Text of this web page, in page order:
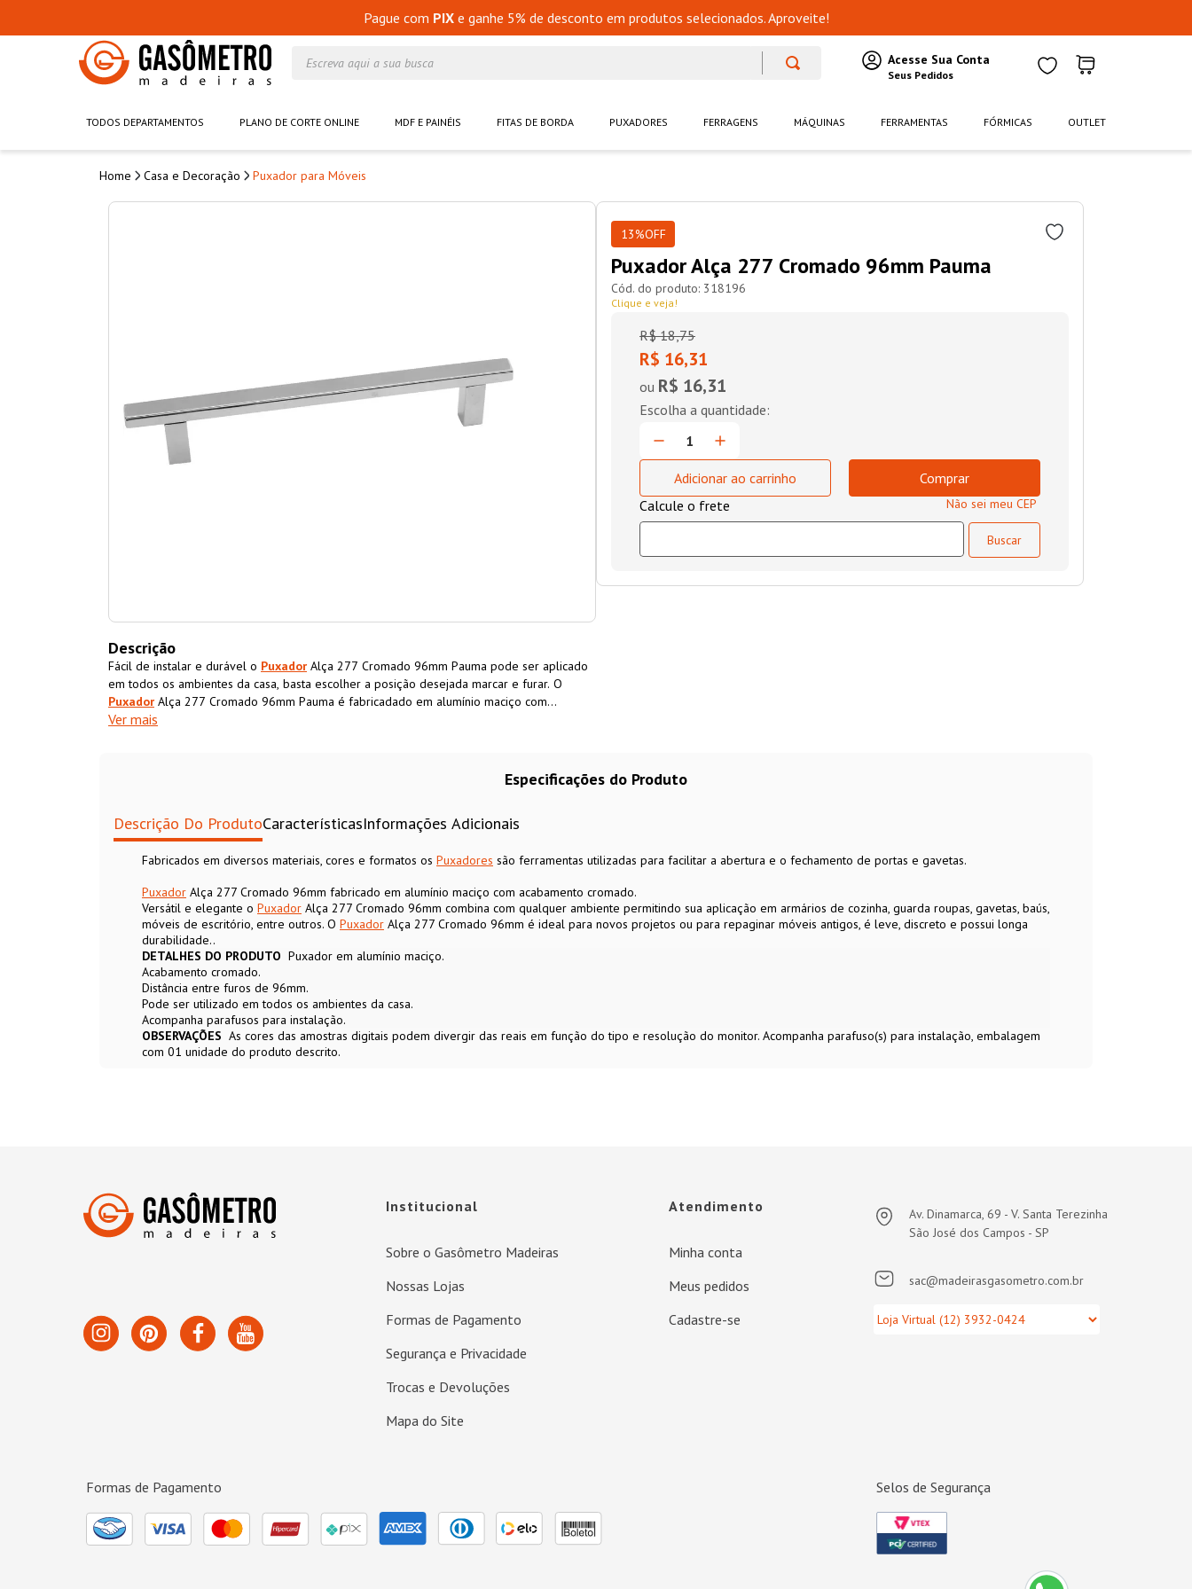
Pague com PIXe ganhe 5% de desconto em produtos selecionados. Aproveite!
TODOS DEPARTAMENTOS PLANO DE CORTE ONLINE MDF E PAINÉIS FITAS DE BORDA PUXADORES FERRAGENS MÁQUINAS FERRAMENTAS FÓRMICAS OUTLET
Casa e Decoração Puxador para Móveis
Descrição
Fácil de instalar e durável o Puxador Alça 277 Cromado 96mm Pauma pode ser aplicado
em todos os ambientes da casa, basta escolher a posição desejada marcar e furar. O
Puxador Alça 277 Cromado 96mm Pauma é fabricadado em alumínio maciço com
acabamento cromado, é level e pode ser aplicado em portas de armários, baús,
Ver mais
13%OFF
Puxador Alça 277 Cromado 96mm Pauma
318196
Clique e veja!
R$ 18,75
R$ 16,31
ou R$ 16,31
Adicionar ao carrinho Comprar
Não sei meu CEP
Especificações do Produto
Descrição Do ProdutoCaracterísticasInformações Adicionais
Fabricados em diversos materiais, cores e formatos os Puxadores são ferramentas utilizadas para facilitar a abertura e o fechamento de portas e gavetas.
Puxador Alça 277 Cromado 96mm fabricado em alumínio maciço com acabamento cromado.
Versátil e elegante o Puxador Alça 277 Cromado 96mm combina com qualquer ambiente permitindo sua aplicação em armários de cozinha, guarda roupas, gavetas, baús,
móveis de escritório, entre outros. O Puxador Alça 277 Cromado 96mm é ideal para novos projetos ou para repaginar móveis antigos, é leve, discreto e possui longa
durabilidade..
DETALHES DO PRODUTO Puxador em alumínio maciço.
Acabamento cromado.
Distância entre furos de 96mm.
Pode ser utilizado em todos os ambientes da casa.
Acompanha parafusos para instalação.
OBSERVAÇÕES As cores das amostras digitais podem divergir das reais em função do tipo e resolução do monitor. Acompanha parafuso(s) para instalação, embalagem
com 01 unidade do produto descrito.
Institucional
Sobre o Gasômetro Madeiras
Nossas Lojas
Formas de Pagamento
Segurança e Privacidade
Trocas e Devoluções
Mapa do Site
Atendimento
Minha conta
Meus pedidos
Cadastre-se
Av. Dinamarca, 69 - V. Santa Terezinha
São José dos Campos - SP
sac@madeirasgasometro.com.br
Formas de Pagamento Selos de Segurança